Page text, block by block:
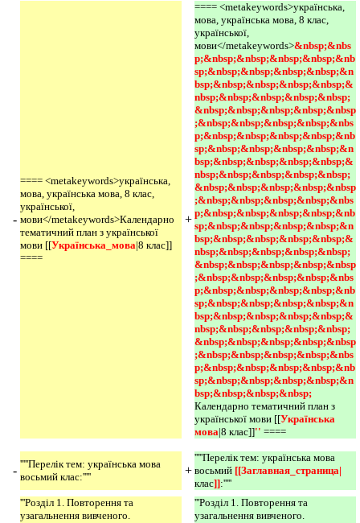
-
==== <metakeywords>українська,
мова, українська мова, 8 клас,
української,
мови</metakeywords>Календарно
тематичний план з української
мови [[Українська_мова|8 клас]]
====
+
==== <metakeywords>українська,
мова, українська мова, 8 клас,
української,
мови</metakeywords>&nbsp;&nbs
p;&nbsp;&nbsp;&nbsp;&nbsp;&nb
sp;&nbsp;&nbsp;&nbsp;&nbsp;&n
bsp;&nbsp;&nbsp;&nbsp;&nbsp;&
nbsp;&nbsp;&nbsp;&nbsp;&nbsp;
&nbsp;&nbsp;&nbsp;&nbsp;&nbsp
;&nbsp;&nbsp;&nbsp;&nbsp;&nbs
p;&nbsp;&nbsp;&nbsp;&nbsp;&nb
sp;&nbsp;&nbsp;&nbsp;&nbsp;&n
bsp;&nbsp;&nbsp;&nbsp;&nbsp;&
nbsp;&nbsp;&nbsp;&nbsp;&nbsp;
&nbsp;&nbsp;&nbsp;&nbsp;&nbsp
;&nbsp;&nbsp;&nbsp;&nbsp;&nbs
p;&nbsp;&nbsp;&nbsp;&nbsp;&nb
sp;&nbsp;&nbsp;&nbsp;&nbsp;&n
bsp;&nbsp;&nbsp;&nbsp;&nbsp;&
nbsp;&nbsp;&nbsp;&nbsp;&nbsp;
&nbsp;&nbsp;&nbsp;&nbsp;&nbsp
;&nbsp;&nbsp;&nbsp;&nbsp;&nbs
p;&nbsp;&nbsp;&nbsp;&nbsp;&nb
sp;&nbsp;&nbsp;&nbsp;&nbsp;&n
bsp;&nbsp;&nbsp;&nbsp;&nbsp;&
nbsp;&nbsp;&nbsp;&nbsp;&nbsp;
&nbsp;&nbsp;&nbsp;&nbsp;&nbsp
;&nbsp;&nbsp;&nbsp;&nbsp;&nbs
p;&nbsp;&nbsp;&nbsp;&nbsp;&nb
sp;&nbsp;&nbsp;&nbsp;&nbsp;&n
Календарно тематичний план з
української мови [[Українська
мова|8 клас]]'' ====
- '''''Перелік тем: українська мова
восьмий клас:'''''
+
'''''Перелік тем: українська мова
восьмий [[Заглавная_страница|
клас]]:'''''
'''Розділ 1. Повторення та
узагальнення вивченого.
'''Розділ 1. Повторення та
узагальнення вивченого.